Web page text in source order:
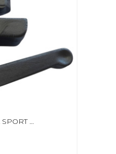
HACZYK YAKIMA SPORT ELEMENTY MONTAŻOWE 100245